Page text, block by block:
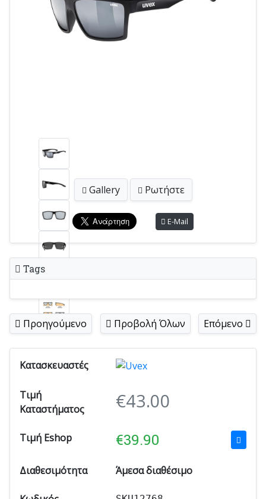
Gallery Ρωτήστε
E-Mail
Tags
Προηγούμενο Προβολή Όλων Επόμενο
Κατασκευαστές
Τιμή
Καταστήματος
€43.00
Τιμή Eshop €39.90
Διαθεσιμότητα Άμεσα διαθέσιμο